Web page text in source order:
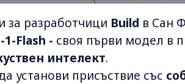
за разработчици Build в Сан
Flash - своя първи модел в
интелект.
установи присъствие със